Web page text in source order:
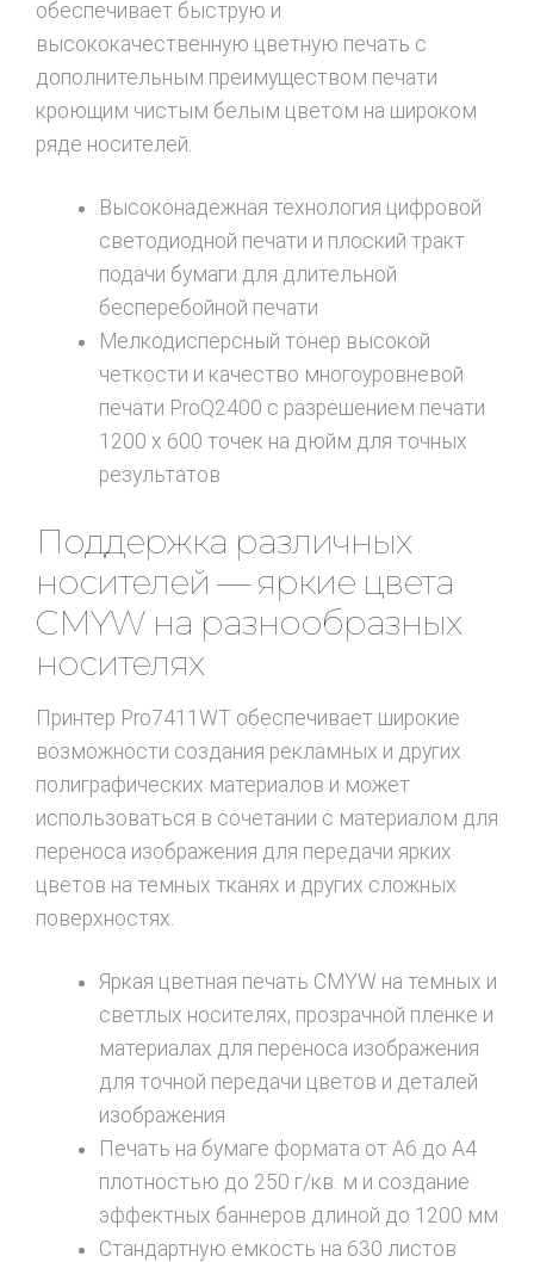
обеспечивает быструю и
высококачественную цветную печать с
дополнительным преимуществом печати
кроющим чистым белым цветом на широком
ряде носителей.
Высоконадежная технология цифровой
светодиодной печати и плоский тракт
подачи бумаги для длительной
бесперебойной печати
Мелкодисперсный тонер высокой
четкости и качество многоуровневой
печати ProQ2400 с разрешением печати
1200 x 600 точек на дюйм для точных
результатов
Поддержка различных
носителей — яркие цвета
CMYW на разнообразных
носителях
Принтер Pro7411WT обеспечивает широкие
возможности создания рекламных и других
полиграфических материалов и может
использоваться в сочетании с материалом для
переноса изображения для передачи ярких
цветов на темных тканях и других сложных
поверхностях.
Яркая цветная печать CMYW на темных и
светлых носителях, прозрачной пленке и
материалах для переноса изображения
для точной передачи цветов и деталей
изображения
Печать на бумаге формата от A6 до A4
плотностью до 250 г/кв. м и создание
эффектных баннеров длиной до 1200 мм
Стандартную емкость на 630 листов